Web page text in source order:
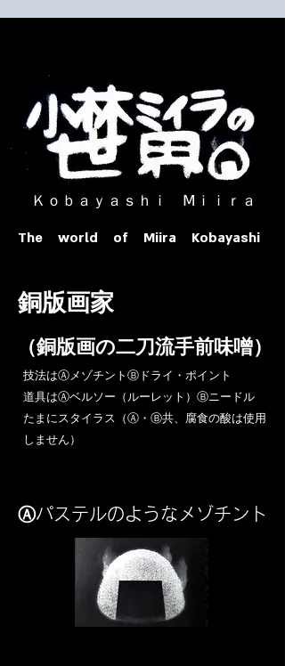
ｏｂａｙａｓｈｉ Ⅿｉｉｒａ​
The world of Miira Kobayashi
​銅版画家
​（銅版画の二刀流手前味噌）
​技法はⒶメゾチントⒷドライ・ポイント
道具はⒶベルソー（ルーレット）Ⓑニードル
​たまにスタイラス（Ⓐ・Ⓑ共、腐食の酸は使用
しません）
Ⓐパステルのようなメゾチント